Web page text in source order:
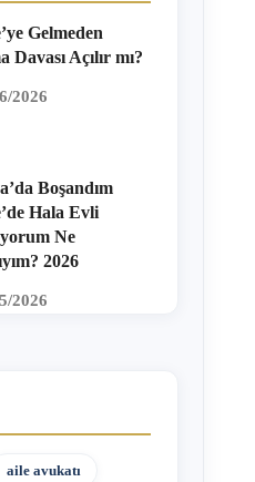
Gelmeden
Davası Açılır mı?
2026
Boşandım
Hala Evli
Ne
2026
2026
aile avukatı